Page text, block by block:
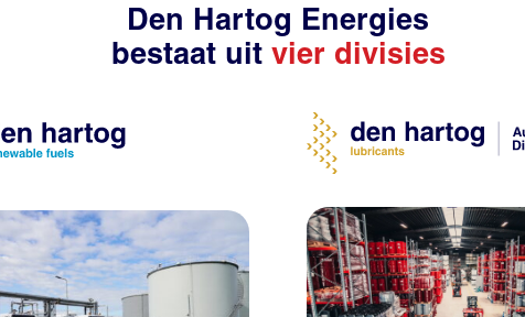
Den Hartog Energies
bestaat uit vier divisies